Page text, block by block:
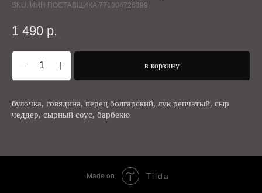
SKU: ИНН ПОСТАВЩИКА 771004726399
1 490 р.
в корзину
булочка, говядина, перец болгарский, лук репчатый, сыр
чеддер, сырный соус, барбекю
Made on Tilda